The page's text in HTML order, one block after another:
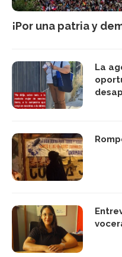
¡Por una patria y
La